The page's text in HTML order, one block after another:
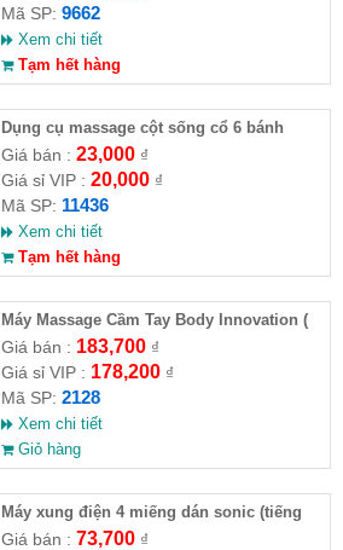
Mã SP: 9662
Xem chi tiết
Tạm hết hàng
Dụng cụ massage cột sống cổ 6 bánh
Giá bán : 23,000₫
Giá sỉ VIP : 20,000₫
Mã SP: 11436
Xem chi tiết
Tạm hết hàng
Máy Massage Cầm Tay Body Innovation (
HĐ )
Giá bán : 183,700₫
Giá sỉ VIP : 178,200₫
Mã SP: 2128
Xem chi tiết
Giỏ hàng
Máy xung điện 4 miếng dán sonic (tiếng
việt) ( HĐ )
Giá bán : 73,700₫